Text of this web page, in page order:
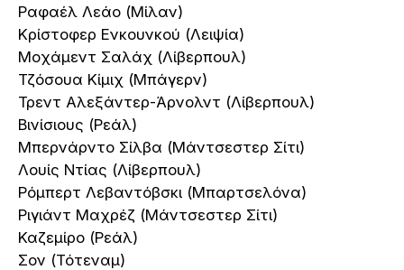
Ραφαέλ Λεάο (Μίλαν)
Κρίστοφερ Ενκουνκού (Λειψία)
Μοχάμεντ Σαλάχ (Λίβερπουλ)
Τζόσουα Κίμιχ (Μπάγερν)
Τρεντ Αλεξάντερ-Άρνολντ (Λίβερπουλ)
Βινίσιους (Ρεάλ)
Μπερνάρντο Σίλβα (Μάντσεστερ Σίτι)
Λουίς Ντίας (Λίβερπουλ)
Ρόμπερτ Λεβαντόβσκι (Μπαρτσελόνα)
Ριγιάντ Μαχρέζ (Μάντσεστερ Σίτι)
Καζεμίρο (Ρεάλ)
Σον (Τότεναμ)